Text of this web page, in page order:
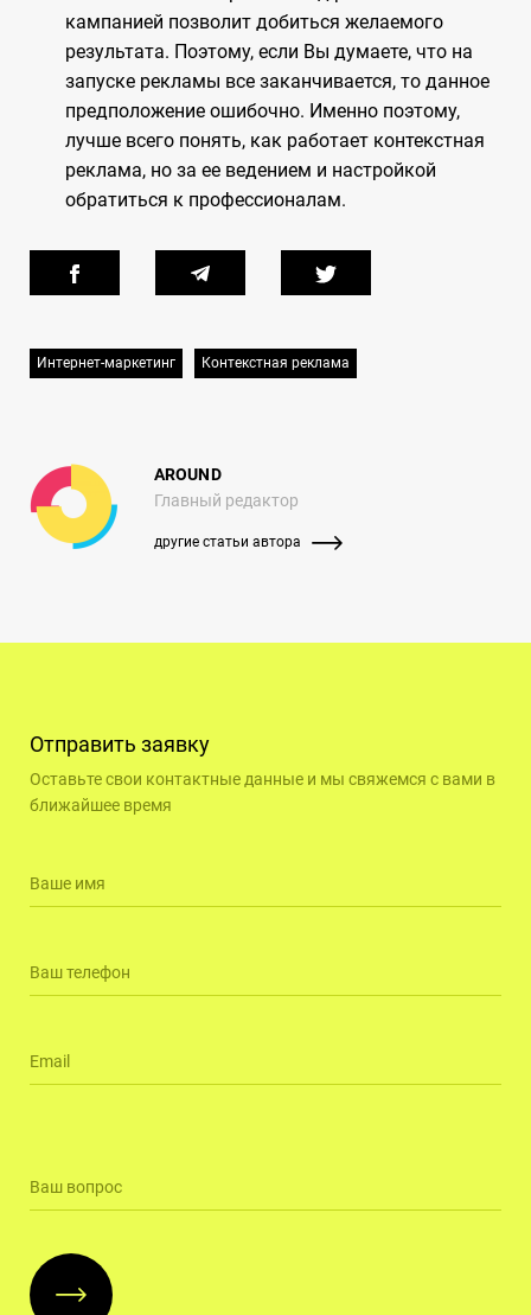
кампанией позволит добиться желаемого
результата. Поэтому, если Вы думаете, что на
запуске рекламы все заканчивается, то данное
предположение ошибочно. Именно поэтому,
лучше всего понять, как работает контекстная
реклама, но за ее ведением и настройкой
обратиться к профессионалам.
Интернет-маркетинг Контекстная реклама
AROUND
Главный редактор
другие статьи автора
Отправить заявку
Оставьте свои контактные данные и мы свяжемся с вами в
ближайшее время
Ваше имя
Ваш телефон
Email
Ваш вопрос